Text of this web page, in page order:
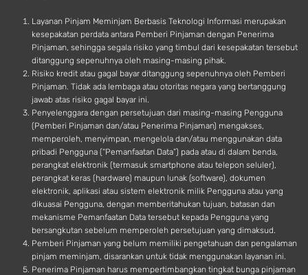
d
Layanan Pinjam Meminjam Berbasis Teknologi Informasi merupakan
kesepakatan perdata antara Pemberi Pinjaman dengan Penerima
Pinjaman, sehingga segala risiko yang timbul dari kesepakatan tersebut
ditanggung sepenuhnya oleh masing-masing pihak.
Risiko kredit atau gagal bayar ditanggung sepenuhnya oleh Pemberi
Pinjaman. Tidak ada lembaga atau otoritas negara yang bertanggung
jawab atas risiko gagal bayar ini.
Penyelenggara dengan persetujuan dari masing-masing Pengguna
(Pemberi Pinjaman dan/atau Penerima Pinjaman) mengakses,
memperoleh, menyimpan, mengelola dan/atau menggunakan data
pribadi Pengguna (“Pemanfaatan Data”) pada atau di dalam benda,
perangkat elektronik (termasuk smartphone atau telepon seluler),
perangkat keras (hardware) maupun lunak (software), dokumen
elektronik, aplikasi atau sistem elektronik milik Pengguna atau yang
dikuasai Pengguna, dengan memberitahukan tujuan, batasan dan
mekanisme Pemanfaatan Data tersebut kepada Pengguna yang
bersangkutan sebelum memperoleh persetujuan yang dimaksud.
Pemberi Pinjaman yang belum memiliki pengetahuan dan pengalaman
pinjam meminjam, disarankan untuk tidak menggunakan layanan ini.
Penerima Pinjaman harus mempertimbangkan tingkat bunga pinjaman